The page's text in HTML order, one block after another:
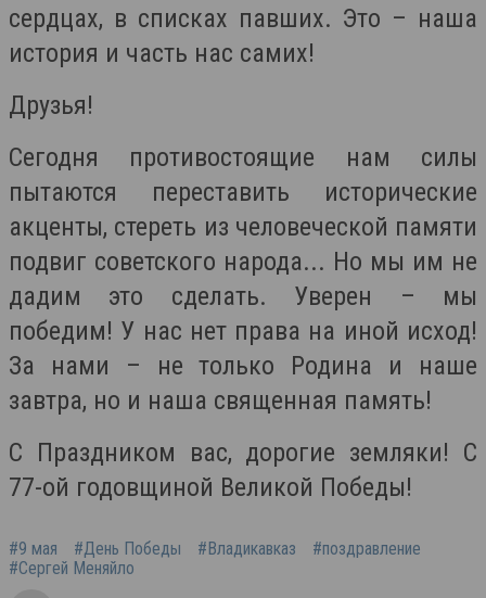
сердцах, в списках павших. Это – наша
история и часть нас самих!
Друзья!
Сегодня противостоящие нам силы
пытаются переставить исторические
акценты, стереть из человеческой памяти
подвиг советского народа... Но мы им не
дадим это сделать. Уверен – мы
победим! У нас нет права на иной исход!
За нами – не только Родина и наше
завтра, но и наша священная память!
С Праздником вас, дорогие земляки! С
77-ой годовщиной Великой Победы!
#9 мая #День Победы #Владикавказ
#поздравление
#Сергей Меняйло